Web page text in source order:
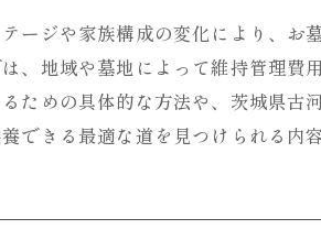
ージや家族構成の変化により、
、地域や墓地によって維持管理
ための具体的な方法や、茨城県
できる最適な道を見つけられる内